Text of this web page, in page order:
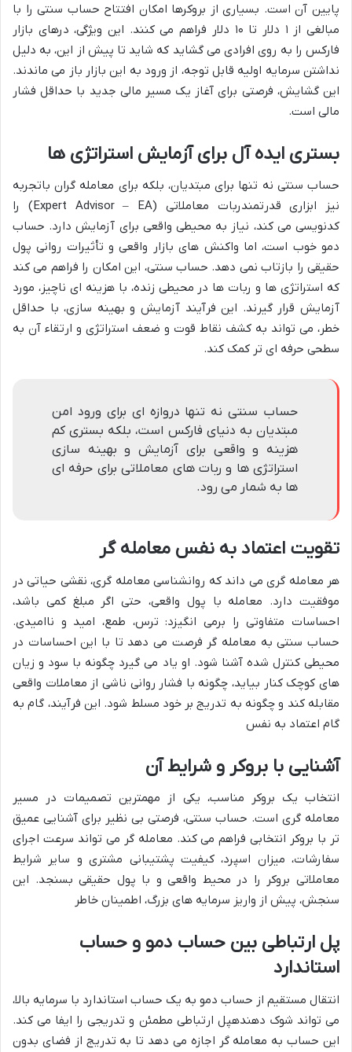
پایین آن است. بسیاری از بروکرها امکان افتتاح حساب سنتی را با
مبالغی از ۱ دلار تا ۱۰ دلار فراهم می کنند. این ویژگی، درهای بازار
فارکس را به روی افرادی می گشاید که شاید تا پیش از این، به دلیل
نداشتن سرمایه اولیه قابل توجه، از ورود به این بازار باز می ماندند.
این گشایش، فرصتی برای آغاز یک مسیر مالی جدید با حداقل فشار
مالی است.
بستری ایده آل برای آزمایش استراتژی ها
حساب سنتی نه تنها برای مبتدیان، بلکه برای معامله گران باتجربه
نیز ابزاری قدرتمند
ربات معاملاتی (Expert Advisor – EA) را
کدنویسی می کند، نیاز به محیطی واقعی برای آزمایش دارد. حساب
دمو خوب است، اما واکنش های بازار واقعی و تأثیرات روانی پول
حقیقی را بازتاب نمی دهد. حساب سنتی، این امکان را فراهم می کند
که استراتژی ها و ربات ها در محیطی زنده، با هزینه ای ناچیز، مورد
آزمایش قرار گیرند. این فرآیند آزمایش و بهینه سازی، با حداقل
خطر، می تواند به کشف نقاط قوت و ضعف استراتژی و ارتقاء آن به
سطحی حرفه ای تر کمک کند.
حساب سنتی نه تنها دروازه ای برای ورود امن
مبتدیان به دنیای فارکس است، بلکه بستری کم
هزینه و واقعی برای آزمایش و بهینه سازی
استراتژی ها و ربات های معاملاتی برای حرفه ای
ها به شمار می رود.
تقویت اعتماد به نفس معامله گر
هر معامله گری می داند که روانشناسی معامله گری، نقشی حیاتی در
موفقیت دارد. معامله با پول واقعی، حتی اگر مبلغ کمی باشد،
احساسات متفاوتی را برمی انگیزد: ترس، طمع، امید و ناامیدی.
حساب سنتی به معامله گر فرصت می دهد تا با این احساسات در
محیطی کنترل شده آشنا شود. او یاد می گیرد چگونه با سود و زیان
های کوچک کنار بیاید، چگونه با فشار روانی ناشی از معاملات واقعی
مقابله کند و چگونه به تدریج بر خود مسلط شود. این فرآیند، گام به
گام اعتماد به نفس
آشنایی با بروکر و شرایط آن
انتخاب یک بروکر مناسب، یکی از مهمترین تصمیمات در مسیر
معامله گری است. حساب سنتی، فرصتی بی نظیر برای آشنایی عمیق
تر با بروکر انتخابیفراهم می کند. معامله گر می تواند سرعت اجرای
سفارشات، میزان اسپرد، کیفیت پشتیبانی مشتریو سایر شرایط
معاملاتی بروکر را در محیط واقعی و با پول حقیقی بسنجد. این
سنجش، پیش از واریز سرمایه های بزرگ، اطمینان خاطر
پل ارتباطی بین حساب دمو و حساب
استاندارد
انتقال مستقیم از حساب دمو به یک حساب استاندارد با سرمایه بالا،
می تواند شوک دهندهپل ارتباطی مطمئن و تدریجی را ایفا می کند.
این حساب به معامله گر اجازه می دهد تا به تدریج از فضای بدون